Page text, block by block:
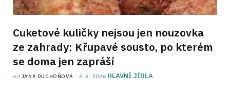
Cuketové kuličky nejsou jen nouzovka
ze zahrady: Křupavé sousto, po kterém
se doma jen zapráší
od JANA DUCHOŇOVÁ 6. 8. 2026 HLAVNÍ JÍDLA